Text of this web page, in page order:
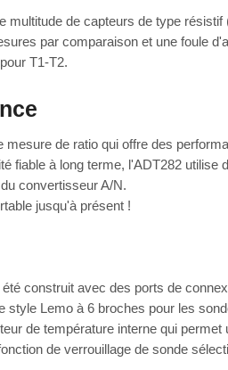
multitude de capteurs de type
par comparaison et une foule
T1-T2.
de ratio qui offre des
fiable à long terme, l'ADT282
convertisseur A/N.
jusqu'à présent !
construit avec des ports de
Lemo à 6 broches pour les
de température interne qui
de verrouillage de sonde